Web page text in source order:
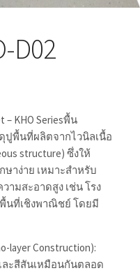
D02
– KHO Seriesพื้น
ดุปูพื้นที่ผลิตจากไวนิลเนื้อ
structure) ซึ่งให้
าง่าย เหมาะสำหรับ
มสะอาดสูง เช่น โรง
นที่เชิงพาณิชย์ โดยมี
layer Construction):
ละสีสันเหมือนกันตลอด